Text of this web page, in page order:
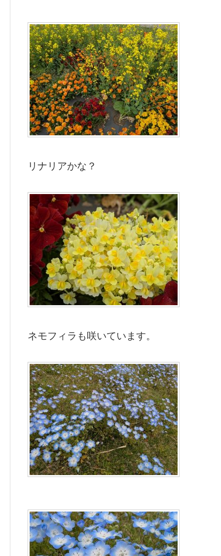
リナリアかな？
ネモフィラも咲いています。